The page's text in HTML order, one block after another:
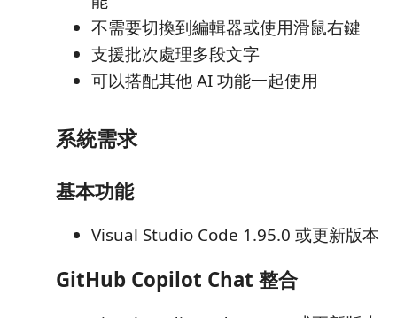
不需要切換到編輯器或使用滑鼠右鍵
支援批次處理多段文字
可以搭配其他 AI 功能一起使用
系統需求
基本功能
Visual Studio Code 1.95.0 或更新版本
GitHub Copilot Chat 整合